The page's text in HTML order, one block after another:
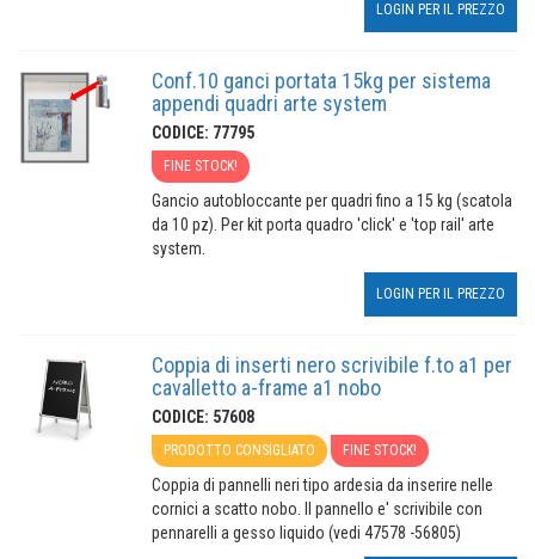
LOGIN PER IL PREZZO
Conf.10 ganci portata 15kg per sistema
appendi quadri arte system
CODICE: 77795
FINE STOCK!
Gancio autobloccante per quadri fino a 15 kg (scatola
da 10 pz). Per kit porta quadro 'click' e 'top rail' arte
system.
LOGIN PER IL PREZZO
Coppia di inserti nero scrivibile f.to a1 per
cavalletto a-frame a1 nobo
CODICE: 57608
PRODOTTO CONSIGLIATO FINE STOCK!
Coppia di pannelli neri tipo ardesia da inserire nelle
cornici a scatto nobo. Il pannello e' scrivibile con
pennarelli a gesso liquido (vedi 47578 -56805)